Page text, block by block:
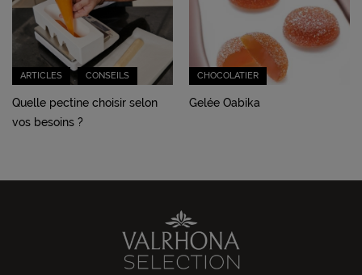
ARTICLES CONSEILS
Quelle pectine choisir selon
vos besoins ?
CHOCOLATIER
Gelée Oabika